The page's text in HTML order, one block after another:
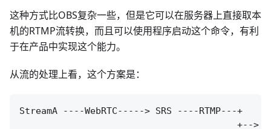
这种方式比OBS复杂一些，但是它可以在服务器上直接取本
机的RTMP流转换，而且可以使用程序启动这个命令，有利
于在产品中实现这个能力。
从流的处理上看，这个方案是：
StreamA ----WebRTC-----> SRS ----RTMP---+
+-->